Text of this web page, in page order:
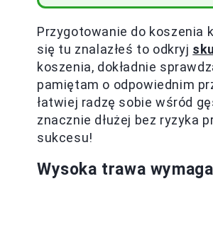
Przygotowanie do koszenia
się tu znalazłeś to odkryj
koszenia, dokładnie
pamiętam o odpowiednim
łatwiej radzę sobie wśród
znacznie dłużej bez ryzyka
sukcesu!
Wysoka trawa